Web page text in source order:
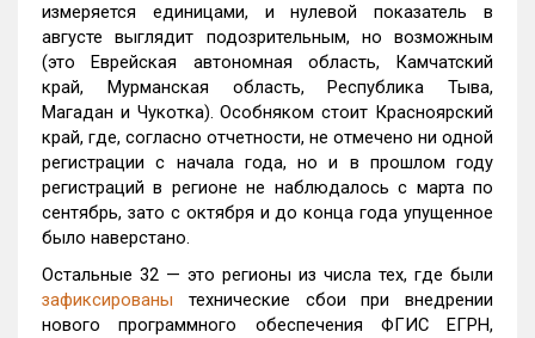
измеряется единицами, и нулевой показатель в
августе выглядит подозрительным, но возможным
(это Еврейская автономная область, Камчатский
край, Мурманская область, Республика Тыва,
Магадан и Чукотка). Особняком стоит Красноярский
край, где, согласно отчетности, не отмечено ни одной
регистрации с начала года, но и в прошлом году
регистраций в регионе не наблюдалось с марта по
сентябрь, зато с октября и до конца года упущенное
было наверстано.
Остальные 32 — это регионы из числа тех, где были
зафиксированы технические сбои при внедрении
нового программного обеспечения ФГИС ЕГРН,